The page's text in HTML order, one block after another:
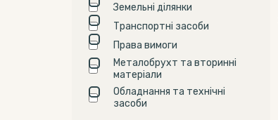
Земельні ділянки
Транспортні засоби
Права вимоги
Металобрухт та вторинні
матеріали
Обладнання та технічні
засоби